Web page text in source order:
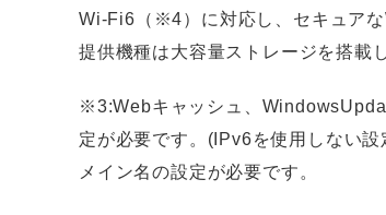
Wi-Fi6（※4）に対応し、セキュアな
提供機種は大容量ストレージを搭載
※3:Webキャッシュ、
定が必要です。(IPv6を使用しない
メイン名の設定が必要です。